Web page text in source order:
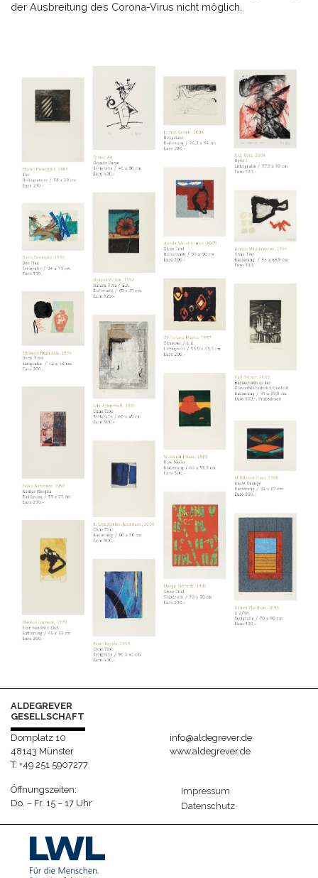
der Ausbreitung des Corona-Virus nicht möglich.
ALDEGREVER
GESELLSCHAFT
Domplatz 10
48143 Münster
T: +49 251 5907277
info@aldegrever.de
www.aldegrever.de
Öffnungszeiten:
Do. – Fr. 15 – 17 Uhr
Impressum
Datenschutz